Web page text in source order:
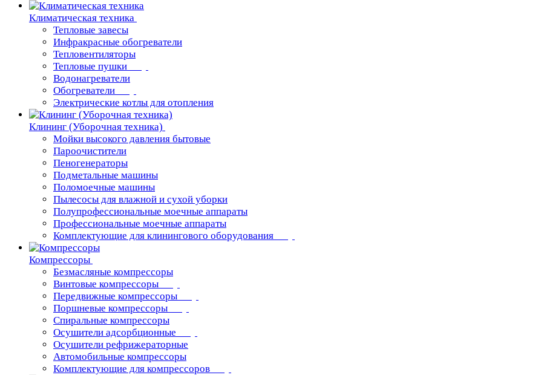
Климатическая техника
Тепловые завесы
Инфракрасные обогреватели
Тепловентиляторы
Тепловые пушки
Водонагреватели
Обогреватели
Электрические котлы для отопления
Клининг (Уборочная техника)
Мойки высокого давления бытовые
Пароочистители
Пеногенераторы
Подметальные машины
Поломоечные машины
Пылесосы для влажной и сухой уборки
Полупрофессиональные моечные аппараты
Профессиональные моечные аппараты
Комплектующие для клинингового оборудования
Компрессоры
Безмасляные компрессоры
Винтовые компрессоры
Передвижные компрессоры
Поршневые компрессоры
Спиральные компрессоры
Осушители адсорбционные
Осушители рефрижераторные
Автомобильные компрессоры
Комплектующие для компрессоров